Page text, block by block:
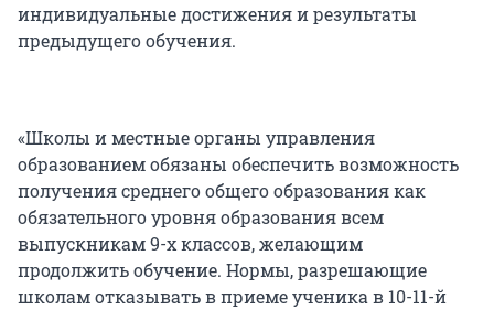
индивидуальные достижения и результаты
предыдущего обучения.
«Школы и местные органы управления
образованием обязаны обеспечить возможность
получения среднего общего образования как
обязательного уровня образования всем
выпускникам 9-х классов, желающим
продолжить обучение. Нормы, разрешающие
школам отказывать в приеме ученика в 10-11-й